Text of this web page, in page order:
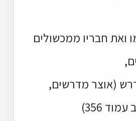
ואת חבריו ממכשולים
(אוצר מדרשים,
356)